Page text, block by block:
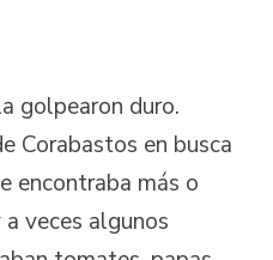
golpearon duro.
Corabastos en busca
encontraba más o
veces algunos